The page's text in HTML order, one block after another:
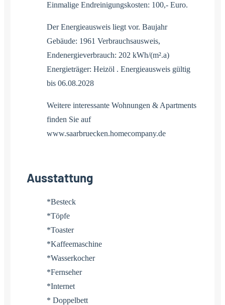
Einmalige Endreinigungskosten: 100,- Euro.
Der Energieausweis liegt vor. Baujahr
Gebäude: 1961 Verbrauchsausweis,
Endenergieverbrauch: 202 kWh/(m².a)
Energieträger: Heizöl . Energieausweis gültig
bis 06.08.2028
Weitere interessante Wohnungen & Apartments
finden Sie auf
www.saarbruecken.homecompany.de
Ausstattung
*Besteck
*Töpfe
*Toaster
*Kaffeemaschine
*Wasserkocher
*Fernseher
*Internet
* Doppelbett